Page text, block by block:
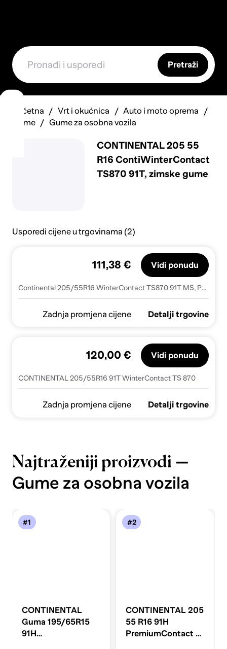
Pretraži
Početna Vrt i okućnica
Auto i moto oprema
Gume
Gume za osobna vozila
CONTINENTAL 205 55
R16 ContiWinterContact
TS870 91T, zimske gume
Usporedi cijene u trgovinama (2)
Continental 205/55R16 WinterContact TS870 91T MS, Pot:C, Pri:B, Buka: B70dB
111,38 € Vidi ponudu
Zadnja promjena cijene Detalji trgovine
CONTINENTAL 205/55R16 91T WinterContact TS 870
120,00 € Vidi ponudu
Zadnja promjena cijene Detalji trgovine
Najtraženiji proizvodi —
Gume za osobna vozila
#1
CONTINENTAL
Guma 195/65R15
91H
#2
CONTINENTAL 205
55 R16 91H
PremiumContact 7,